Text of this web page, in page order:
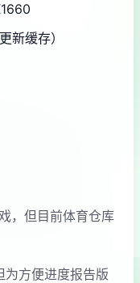
新缓存）
，但目前体育仓库
为方便进度报告版